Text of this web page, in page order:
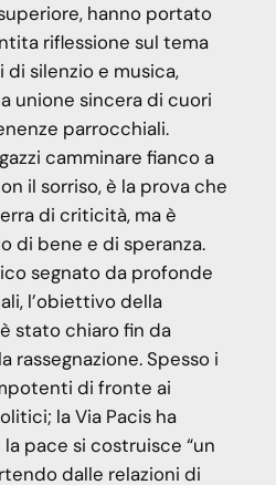
hanno portato
riflessione sul tema
di silenzio e musica,
unione sincera di cuori
parrocchiali.
camminare fianco a
il sorriso, è la prova che
di criticità, ma è
di bene e di speranza.
segnato da profonde
l’obiettivo della
stato chiaro fin da
rassegnazione. Spesso i
di fronte ai
la Via Pacis ha
pace si costruisce “un
dalle relazioni di